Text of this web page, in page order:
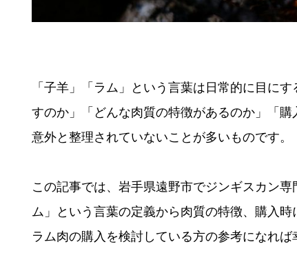
「子羊」「ラム」という言葉は日常的に目に
すのか」「どんな肉質の特徴があるのか」「
意外と整理されていないことが多いものです。
この記事では、岩手県遠野市でジンギスカン
ム」という言葉の定義から肉質の特徴、購入
ラム肉の購入を検討している方の参考になれば